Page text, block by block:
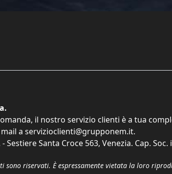
il nostro servizio clienti è a tua
a servizioclienti@grupponem.it.
Santa Croce 563, Venezia. Cap. Soc.
riservati. È espressamente vietata la loro